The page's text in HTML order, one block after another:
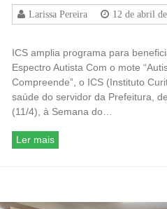
Larissa Pereira 12 de abril
ICS amplia programa para
Espectro Autista Com o mote
Compreende”, o ICS (Instituto
saúde do servidor da Prefeitura,
(11/4), à Semana do…
Ler mais